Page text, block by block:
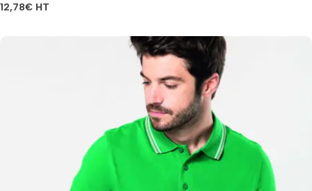
12,78€ HT